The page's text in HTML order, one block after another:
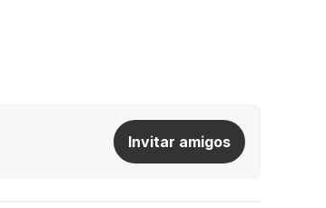
Invitar amigos